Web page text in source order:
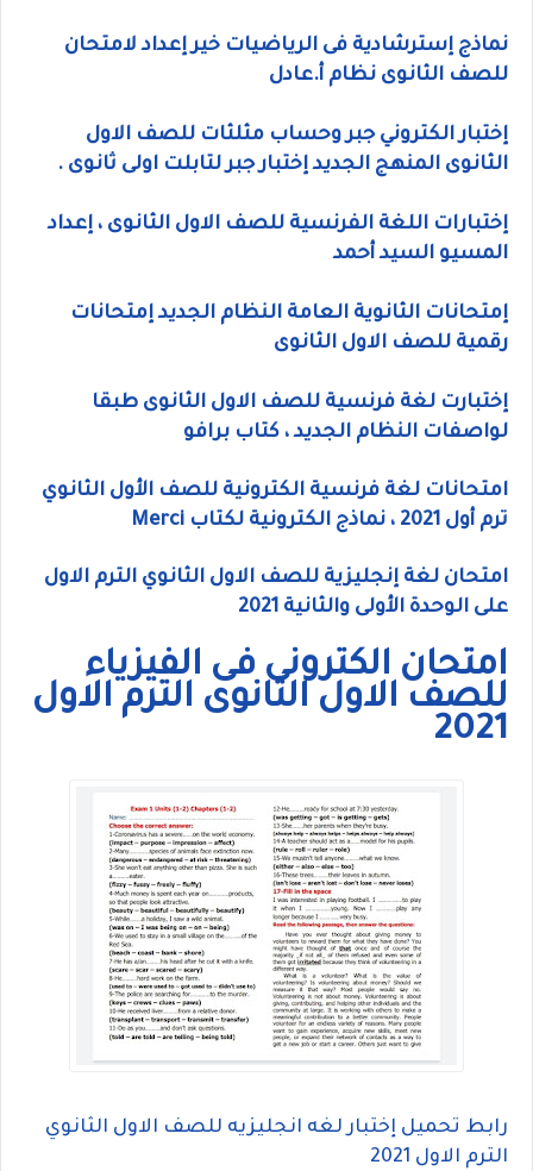
نماذج إسترشادية فى الرياضيات خير إعداد لامتحان
للصف الثانوى نظام أ.عادل
إختبار الكتروني جبر وحساب مثلثات للصف الاول
الثانوى المنهج الجديد إختبار جبر لتابلت اولى ثانوى .
إختبارات اللغة الفرنسية للصف الاول الثانوى ، إعداد
المسيو السيد أحمد
إمتحانات الثانوية العامة النظام الجديد إمتحانات
رقمية للصف الاول الثانوى
إختبارت لغة فرنسية للصف الاول الثانوى طبقا
لواصفات النظام الجديد ، كتاب برافو
امتحانات لغة فرنسية الكترونية للصف الأول الثانوي
ترم أول 2021 ، نماذج الكترونية لكتاب Merci
امتحان لغة إنجليزية للصف الاول الثانوي الترم الاول
على الوحدة الأولى والثانية 2021
امتحان الكترونى فى الفيزياء
للصف الاول الثانوى الترم الاول
2021
رابط تحميل إختبار لغه انجليزيه للصف الاول الثانوي
الترم الاول 2021